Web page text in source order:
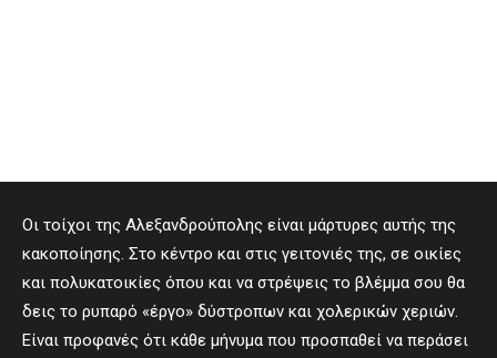
Οι τοίχοι της Αλεξανδρούπολης είναι μάρτυρες αυτής της
κακοποίησης. Στο κέντρο και στις γειτονιές της, σε οικίες
και πολυκατοικίες όπου και να στρέψεις το βλέμμα σου θα
δεις το ρυπαρό «έργο» δύστροπων και χολερικών χεριών.
Είναι προφανές ότι κάθε μήνυμα που προσπαθεί να περάσει